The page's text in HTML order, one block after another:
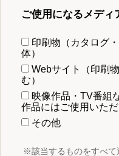
ご使用になるメディ
印刷物（カタログ
体）
Webサイト（印刷
む）
映像作品・TV番組
作品にはご使用いただ
その他
※該当するものをすべて